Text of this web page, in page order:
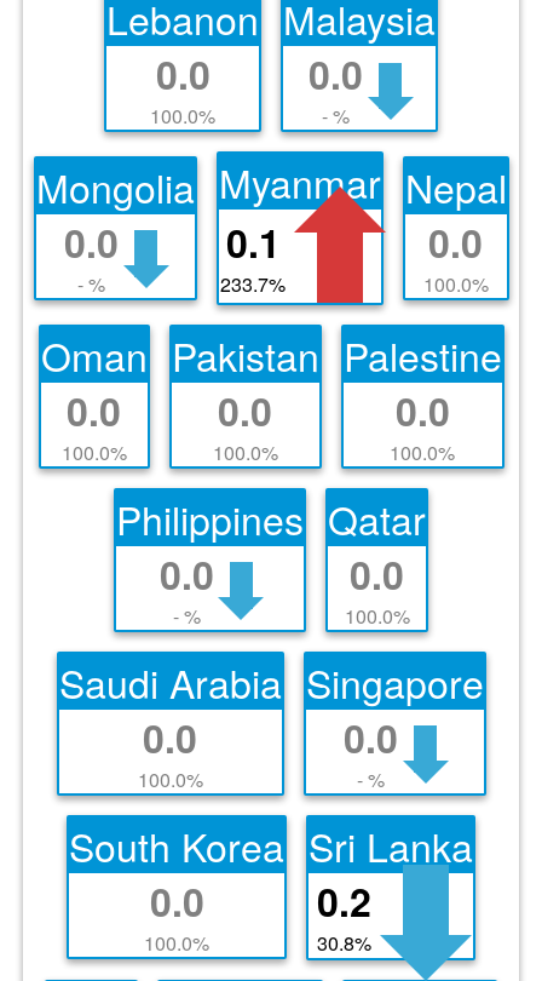
Lebanon
0.0
100.0%
Malaysia
0.0
- %
Mongolia
0.0
- %
Myanmar
0.1
233.7%
Nepal
0.0
100.0%
Oman
0.0
100.0%
Pakistan
0.0
100.0%
Palestine
0.0
100.0%
Philippines
0.0
- %
Qatar
0.0
100.0%
Saudi Arabia
0.0
100.0%
Singapore
0.0
- %
South Korea
0.0
100.0%
Sri Lanka
0.2
30.8%